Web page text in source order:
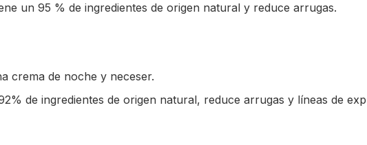
un 95 % de ingredientes de origen natural y reduce arrugas.
crema de noche y neceser.
de ingredientes de origen natural, reduce arrugas y líneas de